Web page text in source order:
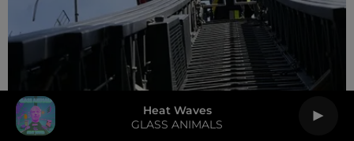
Heat Waves
GLASS ANIMALS
6 août 2026